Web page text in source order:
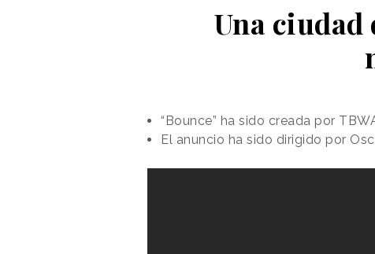
Una ciudad
“Bounce” ha sido creada por
El anuncio ha sido dirigido por